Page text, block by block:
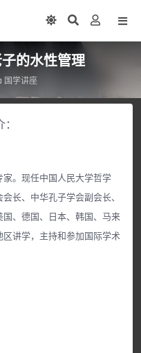
的水性管理
国学讲座
。现任中国人民大学哲学
长、中华孔子学会副会长、
、德国、日本、韩国、马来
讲学，主持和参加国际学术